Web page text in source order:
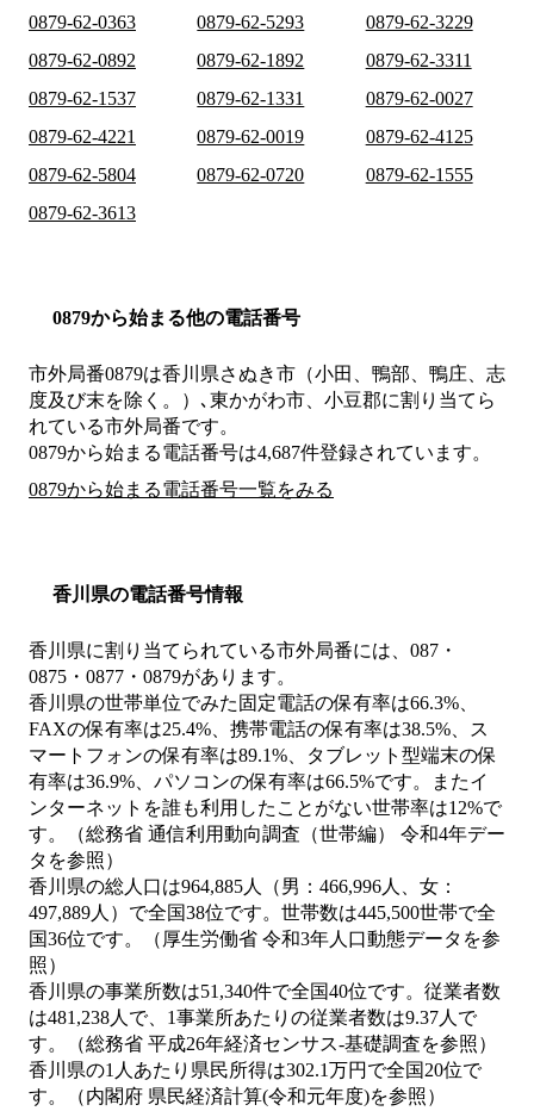
0879-62-0363
0879-62-5293
0879-62-3229
0879-62-0892
0879-62-1892
0879-62-3311
0879-62-1537
0879-62-1331
0879-62-0027
0879-62-4221
0879-62-0019
0879-62-4125
0879-62-5804
0879-62-0720
0879-62-1555
0879-62-3613
0879から始まる他の電話番号
市外局番0879は香川県さぬき市（小田、鴨部、鴨庄、志
度及び末を除く。）､東かがわ市、小豆郡に割り当てら
れている市外局番です。
0879から始まる電話番号は4,687件登録されています。
0879から始まる電話番号一覧をみる
香川県の電話番号情報
香川県に割り当てられている市外局番には、087・
0875・0877・0879があります。
香川県の世帯単位でみた固定電話の保有率は66.3%、
FAXの保有率は25.4%、携帯電話の保有率は38.5%、ス
マートフォンの保有率は89.1%、タブレット型端末の保
有率は36.9%、パソコンの保有率は66.5%です。またイ
ンターネットを誰も利用したことがない世帯率は12%で
す。（総務省 通信利用動向調査（世帯編） 令和4年デー
タを参照）
香川県の総人口は964,885人（男：466,996人、女：
497,889人）で全国38位です。世帯数は445,500世帯で全
国36位です。（厚生労働省 令和3年人口動態データを参
照）
香川県の事業所数は51,340件で全国40位です。従業者数
は481,238人で、1事業所あたりの従業者数は9.37人で
す。（総務省 平成26年経済センサス‐基礎調査を参照）
香川県の1人あたり県民所得は302.1万円で全国20位で
す。（内閣府 県民経済計算(令和元年度)を参照）